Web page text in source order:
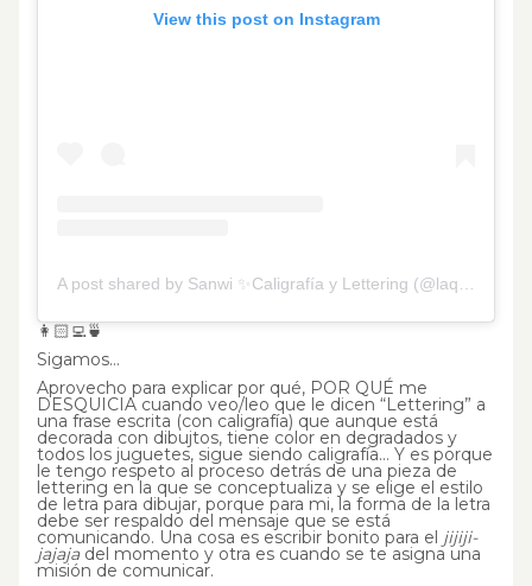
View this post on Instagram
👩🏻‍💻🍵
Sigamos…
Aprovecho para explicar por qué, POR QUÉ me
DESQUICIA cuando veo/leo que le dicen “Lettering” a
una frase escrita (con caligrafía) que aunque está
decorada con dibujtos, tiene color en degradados y
todos los juguetes, sigue siendo caligrafía… Y es porque
le tengo respeto al proceso detrás de una pieza de
lettering en la que se conceptualiza y se elige el estilo
de letra para dibujar, porque para mi, la forma de la letra
debe ser respaldo del mensaje que se está
comunicando. Una cosa es escribir bonito para el jijiji-
jajaja del momento y otra es cuando se te asigna una
misión de comunicar.